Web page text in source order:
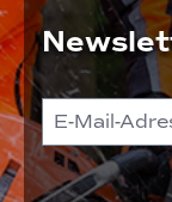
2
5
5
m
m